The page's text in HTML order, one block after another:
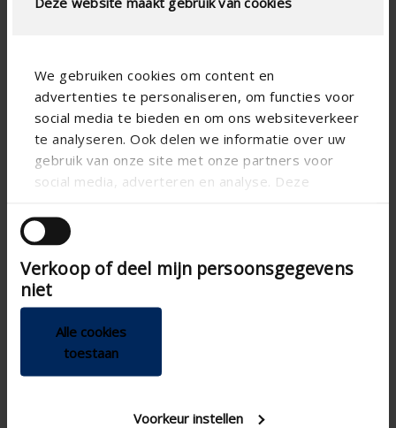
We gebruiken cookies om content en
advertenties te personaliseren, om functies voor
social media te bieden en om ons websiteverkeer
te analyseren. Ook delen we informatie over uw
gebruik van onze site met onze partners voor
social media, adverteren en analyse. Deze
andere informatie die u aan ze heeft verstrekt of
die ze hebben verzameld op basis van uw gebruik
van hun services.
Verkoop of deel mijn persoonsgegevens
niet
Alle cookies
toestaan
Voorkeur instellen
Convient pour montage au mur et au plafond
Idéal pour des pièces petites à moyennes
7503M